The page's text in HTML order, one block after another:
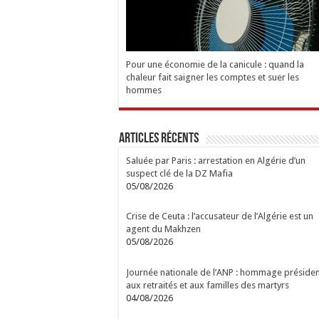
Pour une économie de la canicule : quand la
chaleur fait saigner les comptes et suer les
hommes
Articles Récents
Saluée par Paris : arrestation en Algérie d’un
suspect clé de la DZ Mafia
05/08/2026
Crise de Ceuta : l’accusateur de l’Algérie est un
agent du Makhzen
05/08/2026
Journée nationale de l’ANP : hommage
aux retraités et aux familles des martyrs
04/08/2026